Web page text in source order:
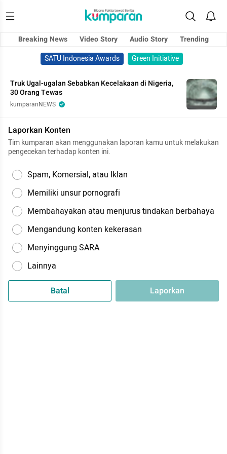
Breaking News Video Story Audio Story
Trending
SATU Indonesia Awards
Green Initiative
Truk Ugal-ugalan Sebabkan Kecelakaan di Nigeria,
30 Orang Tewas
kumparanNEWS
Laporkan Konten
Tim kumparan akan menggunakan laporan kamu untuk melakukan
pengecekan terhadap konten ini.
Spam, Komersial, atau Iklan
Memiliki unsur pornografi
Membahayakan atau menjurus tindakan berbahaya
Mengandung konten kekerasan
Menyinggung SARA
Lainnya
Batal Laporkan